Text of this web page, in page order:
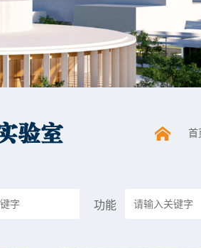
验室 首
功能